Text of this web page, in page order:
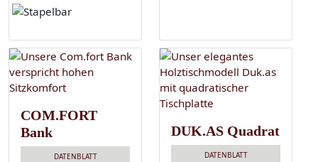
COM.FORT
Bank
DATENBLATT
DUK.AS Quadrat
DATENBLATT